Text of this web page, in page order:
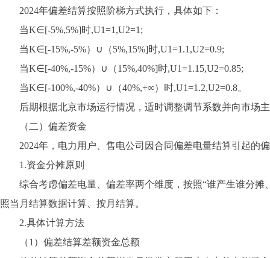
2024年偏差结算按照阶梯方式执行，具体如下：
当K∈[-5%,5%]时,U1=1,U2=1;
当K∈[-15%,-5%）∪（5%,15%]时,U1=1.1,U2=0.9;
当K∈[-40%,-15%）∪（15%,40%]时,U1=1.15,U2=0.85;
当K∈[-100%,-40%）∪（40%,+∞）时,U1=1.2,U2=0.8。
后期根据北京市场运行情况，适时调整调节系数并向市场
（二）偏差资金
2024年，电力用户、售电公司因合同偏差电量结算引起的
1.资金分摊原则
综合考虑偏差电量、偏差率两个维度，按照“谁产生谁分摊
照当月结算数据计算、按月结算。
2.具体计算方法
（1）偏差结算差额资金总额